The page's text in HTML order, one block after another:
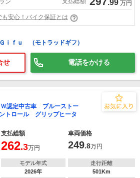
.99 万円
も安心！バイク保証とは
ｆｕ （モトラッドギフ）
せ 電話をかける
認定中古車 ブルーストー
トロール グリップヒータ
支払総額
車両価格
262.3万円 249.8万円
モデル年式
2026年
走行距離
501Km